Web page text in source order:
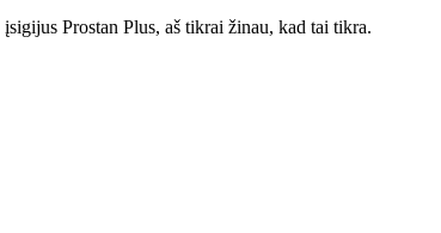
Prostan Plus, aš tikrai žinau, kad tai tikra.